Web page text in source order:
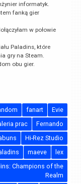
informatyk.
fanką gier
w połowie
Paladins, które
gry na Steam.
obu gier.
Evie
fanart
Fernando
prac
Hi-Rez Studio
lex
maeve
Champions of the
Realm